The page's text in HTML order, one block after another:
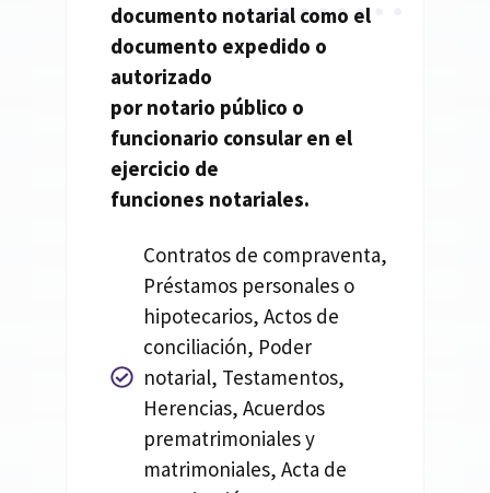
documento notarial como el
documento expedido o
autorizado
pornotario público o
funcionario consular en el
ejercicio de
funciones notariales.
Contratos de compraventa,
Préstamos personales o
hipotecarios, Actos de
conciliación, Poder
notarial, Testamentos,
Herencias, Acuerdos
prematrimoniales y
matrimoniales, Acta de